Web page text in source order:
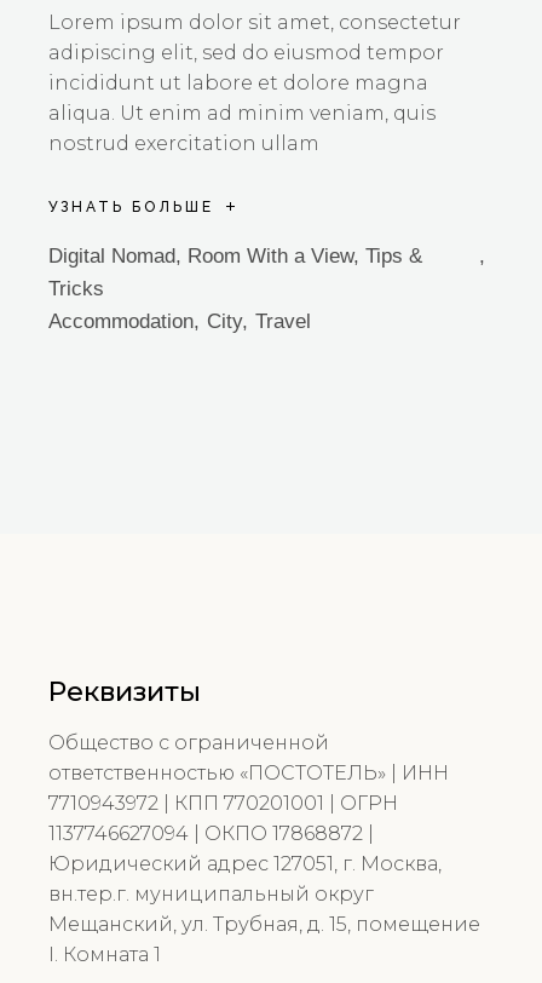
Lorem ipsum dolor sit amet, consectetur
adipiscing elit, sed do eiusmod tempor
incididunt ut labore et dolore magna
aliqua. Ut enim ad minim veniam, quis
nostrud exercitation ullam
УЗНАТЬ БОЛЬШЕ
Digital Nomad, Room With a View,Tips &
Tricks
Accommodation
City Travel
Реквизиты
Общество с ограниченной
ответственностью «ПОСТОТЕЛЬ» | ИНН
7710943972 | КПП 770201001 | ОГРН
1137746627094 | ОКПО 17868872 |
Юридический адрес 127051, г. Москва,
вн.тер.г. муниципальный округ
Мещанский, ул. Трубная, д. 15, помещение
I. Комната 1